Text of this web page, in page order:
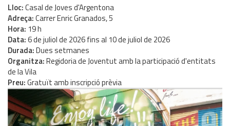
Lloc Casal de Joves d'Argentona
Adreça Carrer Enric Granados, 5
Hora 19 h
Data 6dejuliolde 2026fins al 10dejuliolde 2026
Durada Dues setmanes
Organitza Regidoria de Joventut amb la participació d'entitats
de la Vila
Preu Gratuït amb inscripció prèvia